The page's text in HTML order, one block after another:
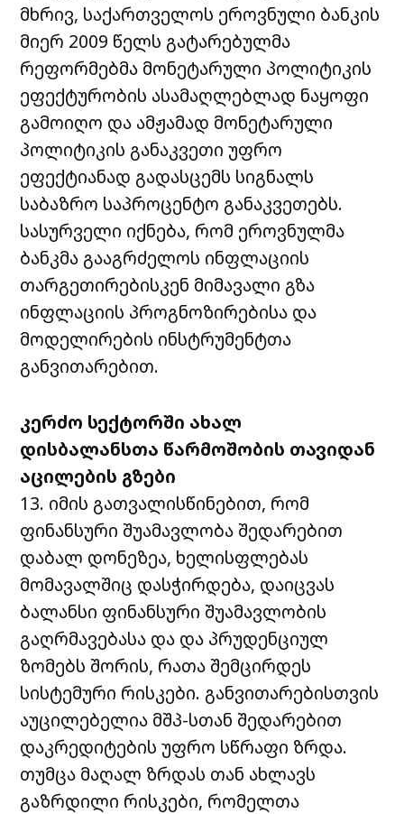
მხრივ, საქართველოს ეროვნული ბანკის
მიერ 2009 წელს გატარებულმა
რეფორმებმა მონეტარული პოლიტიკის
ეფექტურობის ასამაღლებლად ნაყოფი
გამოიღო და ამჟამად მონეტარული
პოლიტიკის განაკვეთი უფრო
ეფექტიანად გადასცემს სიგნალს
საბაზრო საპროცენტო განაკვეთებს.
სასურველი იქნება, რომ ეროვნულმა
ბანკმა გააგრძელოს ინფლაციის
თარგეთირებისკენ მიმავალი გზა
ინფლაციის პროგნოზირებისა და
მოდელირების ინსტრუმენტთა
განვითარებით.
კერძო სექტორში ახალ
დისბალანსთა წარმოშობის თავიდან
აცილების გზები
13. იმის გათვალისწინებით, რომ
ფინანსური შუამავლობა შედარებით
დაბალ დონეზეა, ხელისფლებას
მომავალშიც დასჭირდება, დაიცვას
ბალანსი ფინანსური შუამავლობის
გაღრმავებასა და და პრუდენციულ
ზომებს შორის, რათა შემცირდეს
სისტემური რისკები. განვითარებისთვის
აუცილებელია მშპ-სთან შედარებით
დაკრედიტების უფრო სწრაფი ზრდა.
თუმცა მაღალ ზრდას თან ახლავს
გაზრდილი რისკები, რომელთა